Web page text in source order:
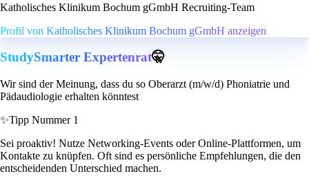
Katholisches Klinikum Bochum gGmbH Recruiting-Team
Profil von Katholisches Klinikum Bochum gGmbH anzeigen
StudySmarter Expertenrat🤫
Wir sind der Meinung, dass du so Oberarzt (m/w/d) Phoniatrie und
Pädaudiologie erhalten könntest
✨Tipp Nummer 1
Sei proaktiv! Nutze Networking-Events oder Online-Plattformen, um
Kontakte zu knüpfen. Oft sind es persönliche Empfehlungen, die den
entscheidenden Unterschied machen.